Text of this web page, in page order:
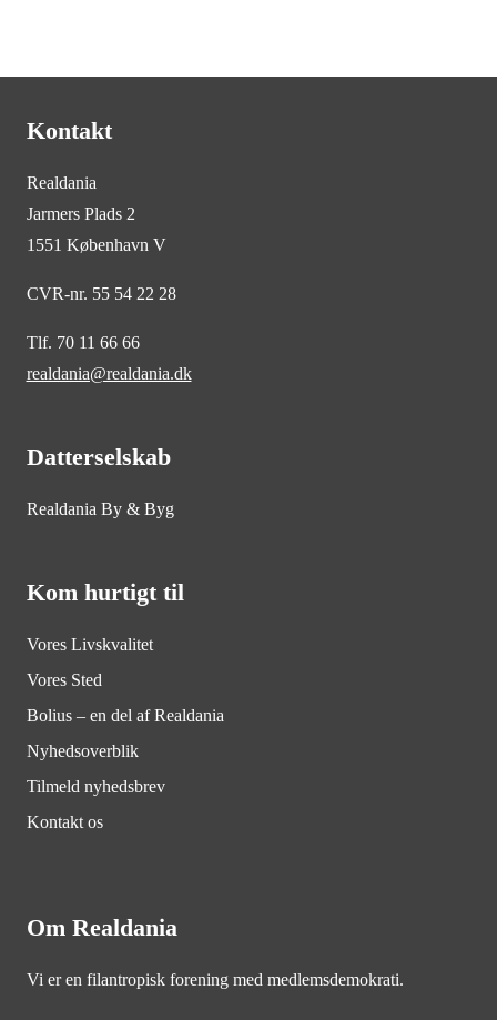
Kontakt
Realdania
Jarmers Plads 2
1551 København V
CVR-nr. 55 54 22 28
Tlf. 70 11 66 66
realdania@realdania.dk
Datterselskab
Realdania By & Byg
Kom hurtigt til
Vores Livskvalitet
Vores Sted
Bolius – en del af Realdania
Nyhedsoverblik
Tilmeld nyhedsbrev
Kontakt os
Om Realdania
Vi er en filantropisk forening med medlemsdemokrati.